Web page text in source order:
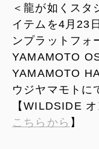
＜龍が如くスタ
イテムを4月23
ンプラットフォ
YAMAMOTO
YAMAMOTO
ウジヤマモトに
【WILDSIDE
こちらから 】